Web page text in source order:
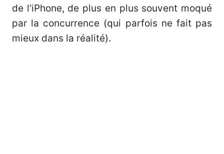
de l’iPhone, de plus en plus souvent moqué
par la concurrence (qui parfois ne fait pas
mieux dans la réalité).